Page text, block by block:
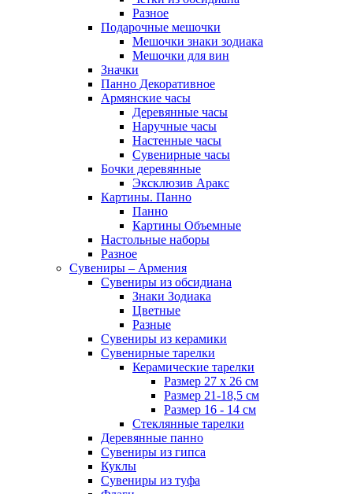
Разное
Подарочные мешочки
Мешочки знаки зодиака
Мешочки для вин
Значки
Панно Декоративное
Армянские часы
Деревянные часы
Наручные часы
Настенные часы
Сувенирные часы
Бочки деревянные
Эксклюзив Аракс
Картины. Панно
Панно
Картины Объемные
Настольные наборы
Разное
Сувениры – Армения
Сувениры из обсидиана
Знаки Зодиака
Цветные
Разные
Сувениры из керамики
Сувенирные тарелки
Керамические тарелки
Размер 27 х 26 см
Размер 21-18,5 см
Размер 16 - 14 см
Стеклянные тарелки
Деревянные панно
Сувениры из гипса
Куклы
Сувениры из туфа